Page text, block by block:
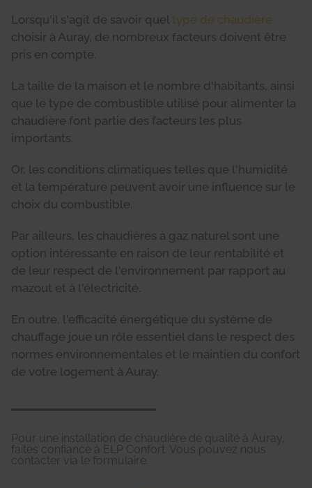
Lorsqu'il s'agit de savoir quel type de chaudière
choisir à Auray, de nombreux facteurs doivent être
pris en compte.
La taille de la maison et le nombre d'habitants, ainsi
que le type de combustible utilisé pour alimenter la
chaudière font partie des facteurs les plus
importants.
Or, les conditions climatiques telles que l'humidité
et la température peuvent avoir une influence sur le
choix du combustible.
Par ailleurs, les chaudières à gaz naturel sont une
option intéressante en raison de leur rentabilité et
de leur respect de l'environnement par rapport au
mazout et à l'électricité.
En outre, l'efficacité énergétique du système de
chauffage joue un rôle essentiel dans le respect des
normes environnementales et le maintien du confort
de votre logement à Auray.
Pour une installation de chaudière de qualité à Auray,
faites confiance à ELP Confort. Vous pouvez nous
contacter via le formulaire.